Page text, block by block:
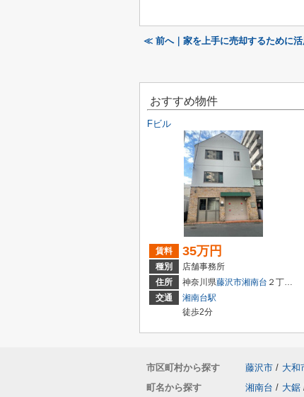
≪ 前へ｜家を上手に売却するために
おすすめ物件
Fビル
賃料 35万円
種別
店舗事務所
住所
神奈川県藤沢市湘南台 ２丁目8-12
交通
湘南台駅
徒歩2分
市区町村から探す 藤沢市 / 大和
町名から探す
湘南台 / 大鋸